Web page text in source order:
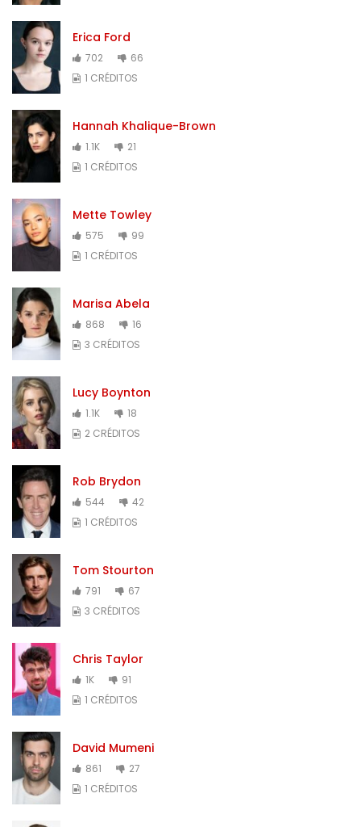
Erica Ford
702
66
1 CRÉDITOS
Hannah Khalique-Brown
1.1K
21
1 CRÉDITOS
Mette Towley
575
99
1 CRÉDITOS
Marisa Abela
868
16
3 CRÉDITOS
Lucy Boynton
1.1K
18
2 CRÉDITOS
Rob Brydon
544
42
1 CRÉDITOS
Tom Stourton
791
67
3 CRÉDITOS
Chris Taylor
1K
91
1 CRÉDITOS
David Mumeni
861
27
1 CRÉDITOS